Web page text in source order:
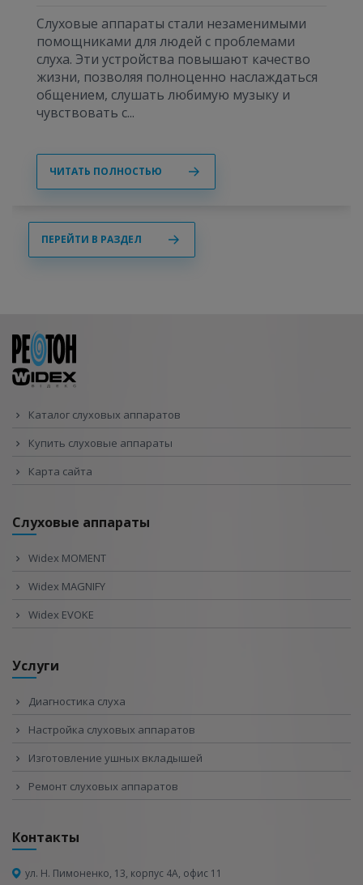
Слуховые аппараты стали незаменимыми
помощниками для людей с проблемами
слуха. Эти устройства повышают качество
жизни, позволяя полноценно наслаждаться
общением, слушать любимую музыку и
чувствовать с...
ЧИТАТЬ ПОЛНОСТЬЮ
ПЕРЕЙТИ В РАЗДЕЛ
Каталог слуховых аппаратов
Купить слуховые аппараты
Карта сайта
Слуховые аппараты
Widex MOMENT
Widex MAGNIFY
Widex EVOKE
Услуги
Диагностика слуха
Настройка слуховых аппаратов
Изготовление ушных вкладышей
Ремонт слуховых аппаратов
Контакты
ул. Н. Пимоненко, 13, корпус 4А, офис 11